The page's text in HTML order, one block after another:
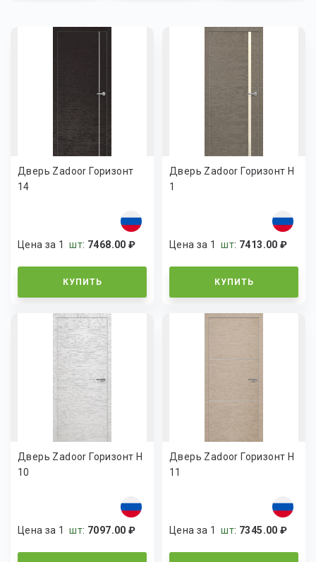
Дверь Zadoor Горизонт
14
Цена за 1шт: 7468.00 ₽
КУПИТЬ
Дверь Zadoor Горизонт H
1
Цена за 1шт: 7413.00 ₽
КУПИТЬ
Дверь Zadoor Горизонт H
10
Цена за 1шт: 7097.00 ₽
Дверь Zadoor Горизонт H
11
Цена за 1шт: 7345.00 ₽